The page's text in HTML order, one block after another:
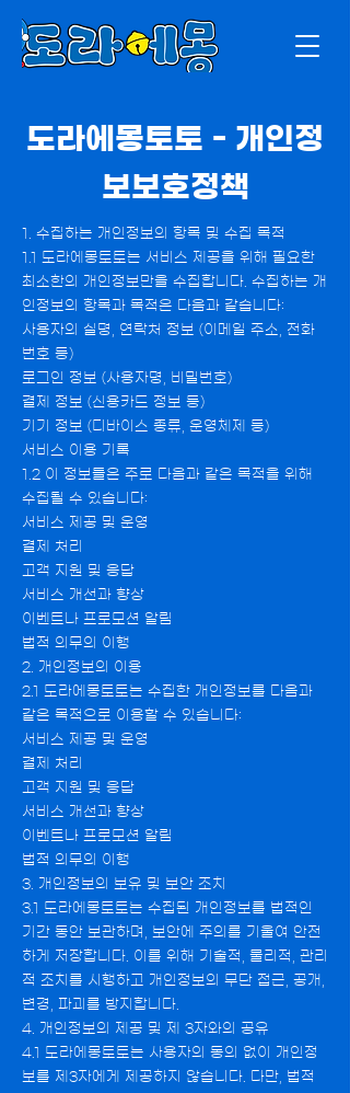
​도라에몽토토 - 개인정
보보호정책
​1. 수집하는 개인정보의 항목 및 수집 목적
1.1 도라에몽토토는 서비스 제공을 위해 필요한
최소한의 개인정보만을 수집합니다. 수집하는 개
인정보의 항목과 목적은 다음과 같습니다:
사용자의 실명, 연락처 정보 (이메일 주소, 전화
번호 등)
로그인 정보 (사용자명, 비밀번호)
결제 정보 (신용카드 정보 등)
기기 정보 (디바이스 종류, 운영체제 등)
서비스 이용 기록
1.2 이 정보들은 주로 다음과 같은 목적을 위해
수집될 수 있습니다:
서비스 제공 및 운영
결제 처리
고객 지원 및 응답
서비스 개선과 향상
이벤트나 프로모션 알림
법적 의무의 이행
2. 개인정보의 이용
2.1 도라에몽토토는 수집한 개인정보를 다음과
같은 목적으로 이용할 수 있습니다:
서비스 제공 및 운영
결제 처리
고객 지원 및 응답
서비스 개선과 향상
이벤트나 프로모션 알림
법적 의무의 이행
3. 개인정보의 보유 및 보안 조치
3.1 도라에몽토토는 수집된 개인정보를 법적인
기간 동안 보관하며, 보안에 주의를 기울여 안전
하게 저장합니다. 이를 위해 기술적, 물리적, 관리
적 조치를 시행하고 개인정보의 무단 접근, 공개,
변경, 파괴를 방지합니다.
4. 개인정보의 제공 및 제 3자와의 공유
4.1 도라에몽토토는 사용자의 동의 없이 개인정
보를 제3자에게 제공하지 않습니다. 다만, 법적